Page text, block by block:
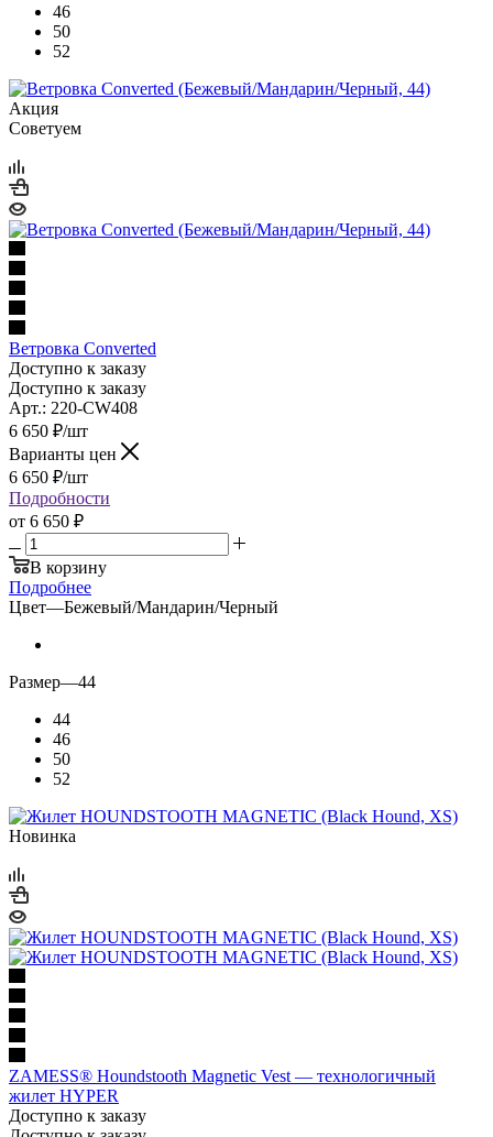
46
50
52
Акция
Советуем
Ветровка Converted
Доступно к заказу
Доступно к заказу
Арт.: 220-CW408
6 650 ₽/шт
Варианты цен
6 650 ₽/шт
Подробности
от 6 650 ₽
В корзину
Подробнее
Цвет—Бежевый/Мандарин/Черный
Размер—44
44
46
50
52
Новинка
ZAMESS® Houndstooth Magnetic Vest — технологичный
жилет HYPER
Доступно к заказу